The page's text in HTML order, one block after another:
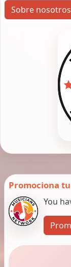
Sobre nosotros
Promociona
You